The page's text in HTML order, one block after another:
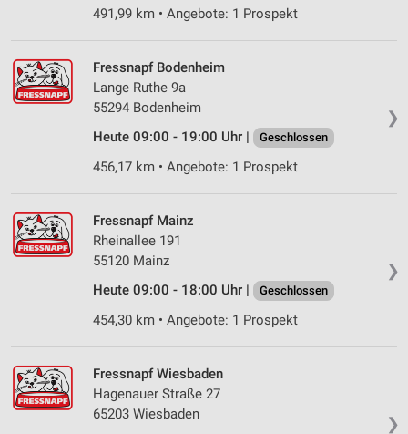
491,99 km • Angebote: 1 Prospekt
❯
Fressnapf Bodenheim
Lange Ruthe 9a
55294 Bodenheim
Heute 09:00 - 19:00 Uhr |
Geschlossen
456,17 km • Angebote: 1 Prospekt
❯
Fressnapf Mainz
Rheinallee 191
55120 Mainz
Heute 09:00 - 18:00 Uhr |
Geschlossen
454,30 km • Angebote: 1 Prospekt
❯
Fressnapf Wiesbaden
Hagenauer Straße 27
65203 Wiesbaden